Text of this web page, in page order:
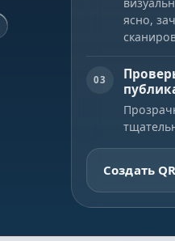
ясно,
03
Создать